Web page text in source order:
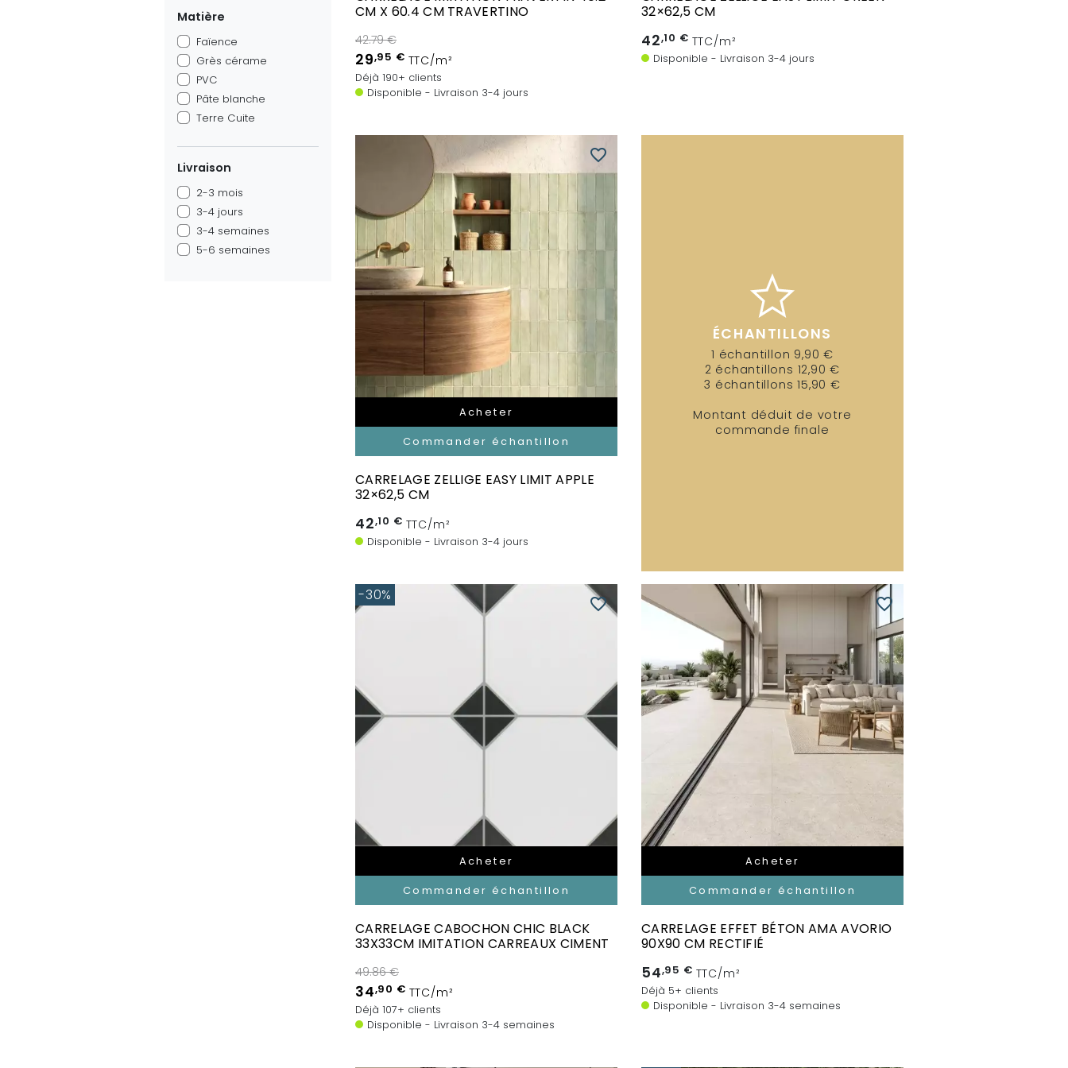
Matière
Faïence
Grès cérame
PVC
Pâte blanche
Terre Cuite
Livraison
2-3 mois
3-4 jours
3-4 semaines
5-6 semaines
CM X 60.4 CM TRAVERTINO
42.79 €
29,95 € TTC/m²
Déjà 190+ clients
Disponible - Livraison 3-4 jours
32×62,5 CM
42,10 € TTC/m²
Disponible - Livraison 3-4 jours
Acheter
Commander échantillon
favorite_border
CARRELAGE ZELLIGE EASY LIMIT APPLE
32×62,5 CM
42,10 € TTC/m²
Disponible - Livraison 3-4 jours
ÉCHANTILLONS
1 échantillon 9,90 €
2 échantillons 12,90 €
3 échantillons 15,90 €
Montant déduit de votre
commande finale
Acheter
Commander échantillon
favorite_border
CARRELAGE CABOCHON CHIC BLACK
33X33CM IMITATION CARREAUX CIMENT
49.86 €
34,90 € TTC/m²
Déjà 107+ clients
Disponible - Livraison 3-4 semaines
-30%
Acheter
Commander échantillon
favorite_border
CARRELAGE EFFET BÉTON AMA AVORIO
90X90 CM RECTIFIÉ
54,95 € TTC/m²
Déjà 5+ clients
Disponible - Livraison 3-4 semaines